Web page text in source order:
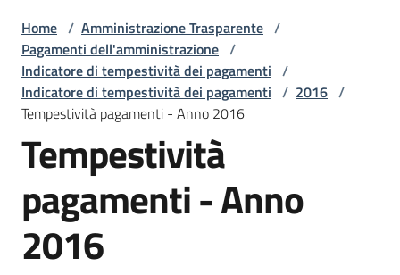
d'Argile
Amministrazione
Menu selezionato
Novità
Servizi
Vivere
Castello
Home / Amministrazione Trasparente /
Pagamenti dell'amministrazione /
Indicatore di tempestività dei pagamenti /
Indicatore di tempestività dei pagamenti / 2016 /
Tempestività pagamenti - Anno 2016
Tempestività
pagamenti - Anno
2016